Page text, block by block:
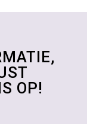
OP!